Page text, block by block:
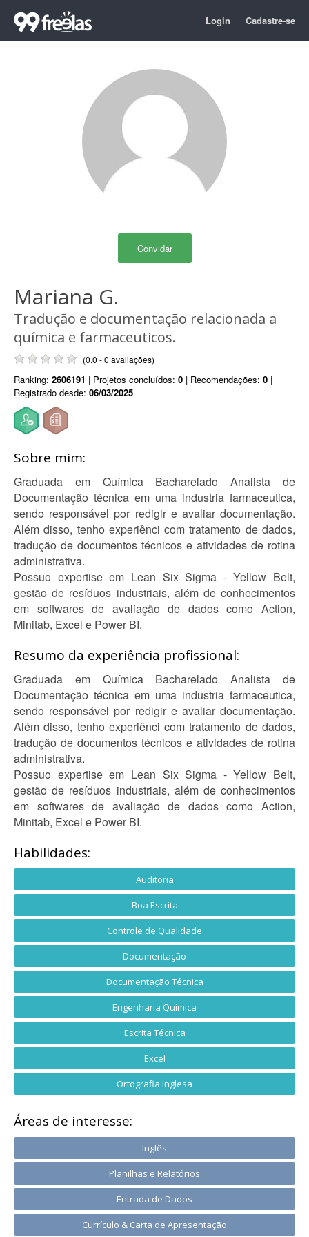
Login Cadastre-se
Convidar
Mariana G.
Tradução e documentação relacionada a
química e farmaceuticos.
(0.0 - 0 avaliações)
Ranking: 2606191 | Projetos concluídos: 0 | Recomendações: 0 |
Registrado desde: 06/03/2025
Sobre mim:
Graduada em Química Bacharelado Analista de
Documentação técnica em uma industria farmaceutica,
sendo responsável por redigir e avaliar documentação.
Além disso, tenho experiênci com tratamento de dados,
tradução de documentos técnicos e atividades de rotina
administrativa.
Possuo expertise em Lean Six Sigma - Yellow Belt,
gestão de resíduos industriais, além de conhecimentos
em softwares de avaliação de dados como Action,
Minitab, Excel e Power BI.
Resumo da experiência profissional:
Graduada em Química Bacharelado Analista de
Documentação técnica em uma industria farmaceutica,
sendo responsável por redigir e avaliar documentação.
Além disso, tenho experiênci com tratamento de dados,
tradução de documentos técnicos e atividades de rotina
administrativa.
Possuo expertise em Lean Six Sigma - Yellow Belt,
gestão de resíduos industriais, além de conhecimentos
em softwares de avaliação de dados como Action,
Minitab, Excel e Power BI.
Habilidades:
Auditoria
Boa Escrita
Controle de Qualidade
Documentação
Documentação Técnica
Engenharia Química
Escrita Técnica
Excel
Ortografia Inglesa
Áreas de interesse:
Inglês
Planilhas e Relatórios
Entrada de Dados
Currículo & Carta de Apresentação